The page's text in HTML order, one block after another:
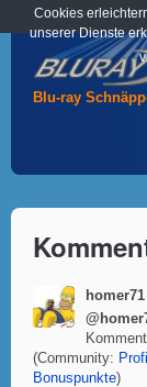
Blu-ray
homer71
(Community: Profil
Bonuspunkte)
Cookies
unserer Dienste